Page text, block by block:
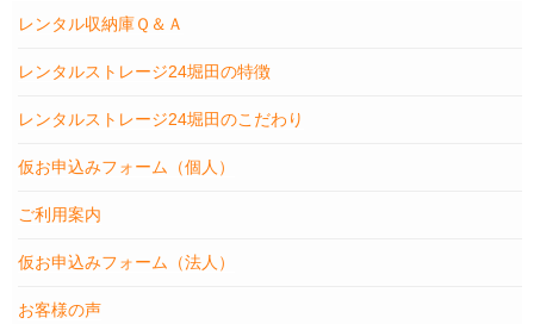
レンタル収納庫Ｑ＆Ａ
レンタルストレージ24堀田の特徴
レンタルストレージ24堀田のこだわり
仮お申込みフォーム（個人）
ご利用案内
仮お申込みフォーム（法人）
お客様の声